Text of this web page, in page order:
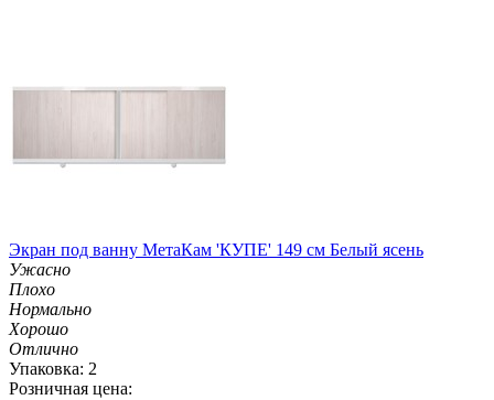
Экран под ванну МетаКам 'КУПЕ' 149 см Белый ясень
Ужасно
Плохо
Нормально
Хорошо
Отлично
Упаковка: 2
Розничная цена: